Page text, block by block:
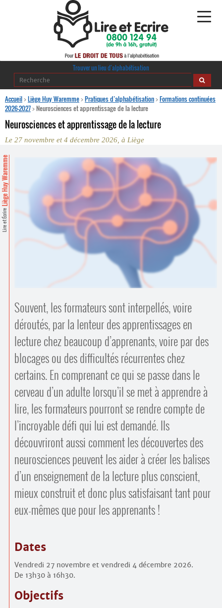
Alphabétisation
Regards croisés
Publications
journaldelalpha.be
Ressources pédagogiques
Comprendre et parler
Bienvenue en Belgique
Espace presse
Contacts
Trouver un lieu d’alphabétisation
Trouver un lieu d’alphabétisation
Accueil>Liège Huy Waremme>Pratiques d’alphabétisation>Formations continuées
2026-2027>Neurosciences et apprentissage de la lecture
Neurosciences et apprentissage de la lecture
Le 27 novembre et 4 décembre 2026, à Liège
Lire et Écrire
Liège Huy Waremme
Souvent, les formateurs sont interpellés, voire
déroutés, par la lenteur des apprentissages en
lecture chez beaucoup d’apprenants, voire par des
blocages ou des difficultés récurrentes chez
certains. En comprenant ce qui se passe dans le
cerveau d’un adulte lorsqu’il se met à apprendre à
lire, les formateurs pourront se rendre compte de
l’incroyable défi qui lui est demandé. Ils
découvriront aussi comment les découvertes des
neurosciences peuvent les aider à créer les balises
d’un enseignement de la lecture plus conscient,
mieux construit et donc plus satisfaisant tant pour
eux-mêmes que pour les apprenants !
Dates
Vendredi 27 novembre et vendredi 4 décembre 2026.
De 13h30 à 16h30.
Objectifs